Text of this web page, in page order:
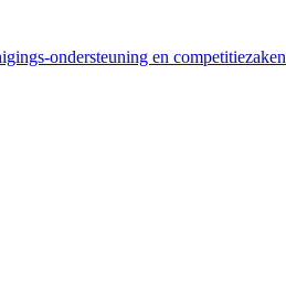
ondersteuning en competitiezaken